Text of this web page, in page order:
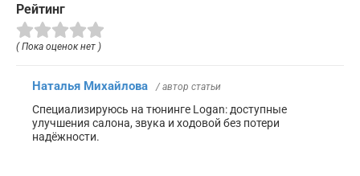
Рейтинг
( Пока оценок нет )
Наталья Михайлова / автор статьи
Специализируюсь на тюнинге Logan: доступные
улучшения салона, звука и ходовой без потери
надёжности.